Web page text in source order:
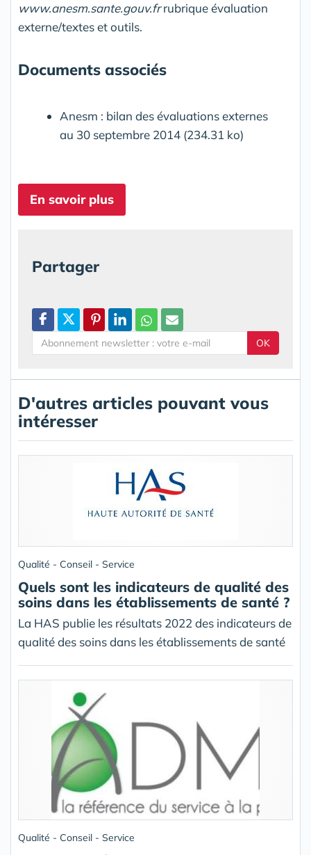
www.anesm.sante.gouv.frrubrique évaluation
externe/textes et outils.
Documents associés
Anesm : bilan des évaluations externes
au 30 septembre 2014 (234.31 ko)
En savoir plus
Partager
OK
D'autres articles pouvant vous
intéresser
Qualité - Conseil - Service
Quels sont les indicateurs de qualité des
soins dans les établissements de santé ?
La HAS publie les résultats 2022 des indicateurs de
qualité des soins dans les établissements de santé
Qualité - Conseil - Service